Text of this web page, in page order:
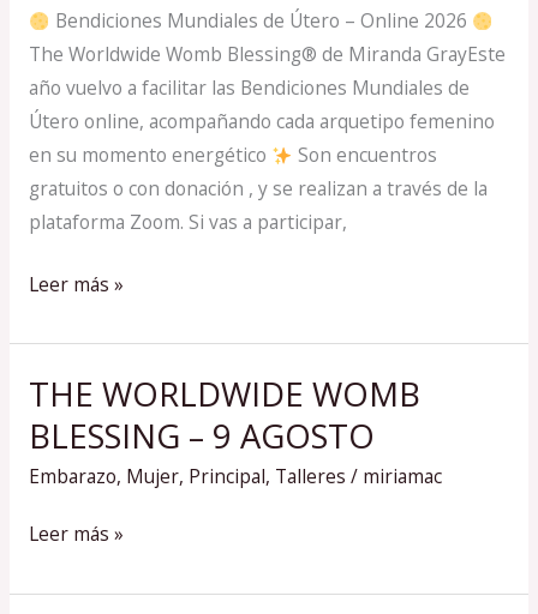
Bendiciones Mundiales de Útero – Online 2026
The Worldwide Womb Blessing® de Miranda GrayEste
año vuelvo a facilitar las Bendiciones Mundiales de
Útero online, acompañando cada arquetipo femenino
en su momento energético
Son encuentros
gratuitos o con donación , y se realizan a través de la
plataforma Zoom. Si vas a participar,
2026
Leer más »
THE WORLDWIDE WOMB
BLESSING – 9 AGOSTO
Embarazo, Mujer, Principal, Talleres / miriamac
THE
WORLDWIDE
WOMB
BLESSING
–
AGOSTO
Leer más »